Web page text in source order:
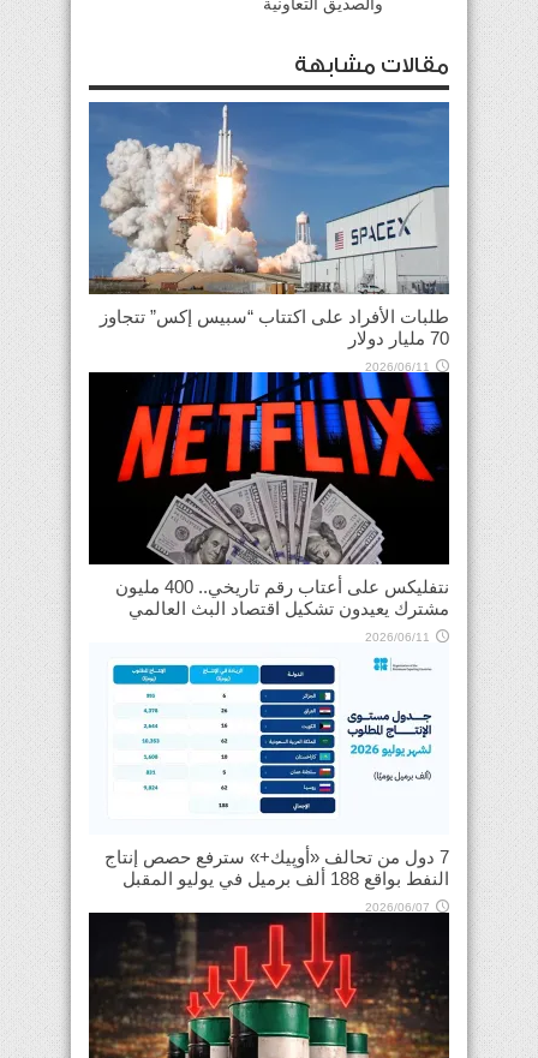
مقالات مشابهة
طلبات الأفراد على اكتتاب “سبيس إكس” تتجاوز
70 مليار دولار
2026/06/11
نتفليكس على أعتاب رقم تاريخي.. 400 مليون
مشترك يعيدون تشكيل اقتصاد البث العالمي
2026/06/11
7 دول من تحالف «أوپيك+» سترفع حصص إنتاج
النفط بواقع 188 ألف برميل في يوليو المقبل
2026/06/07